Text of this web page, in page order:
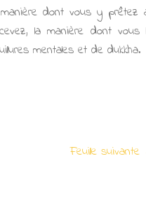
dont vous y prêtez
la manière dont
mentales et de dukkha.
Feuille